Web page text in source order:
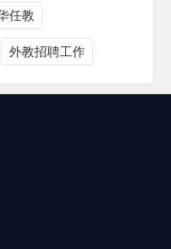
任教
外教招聘工作